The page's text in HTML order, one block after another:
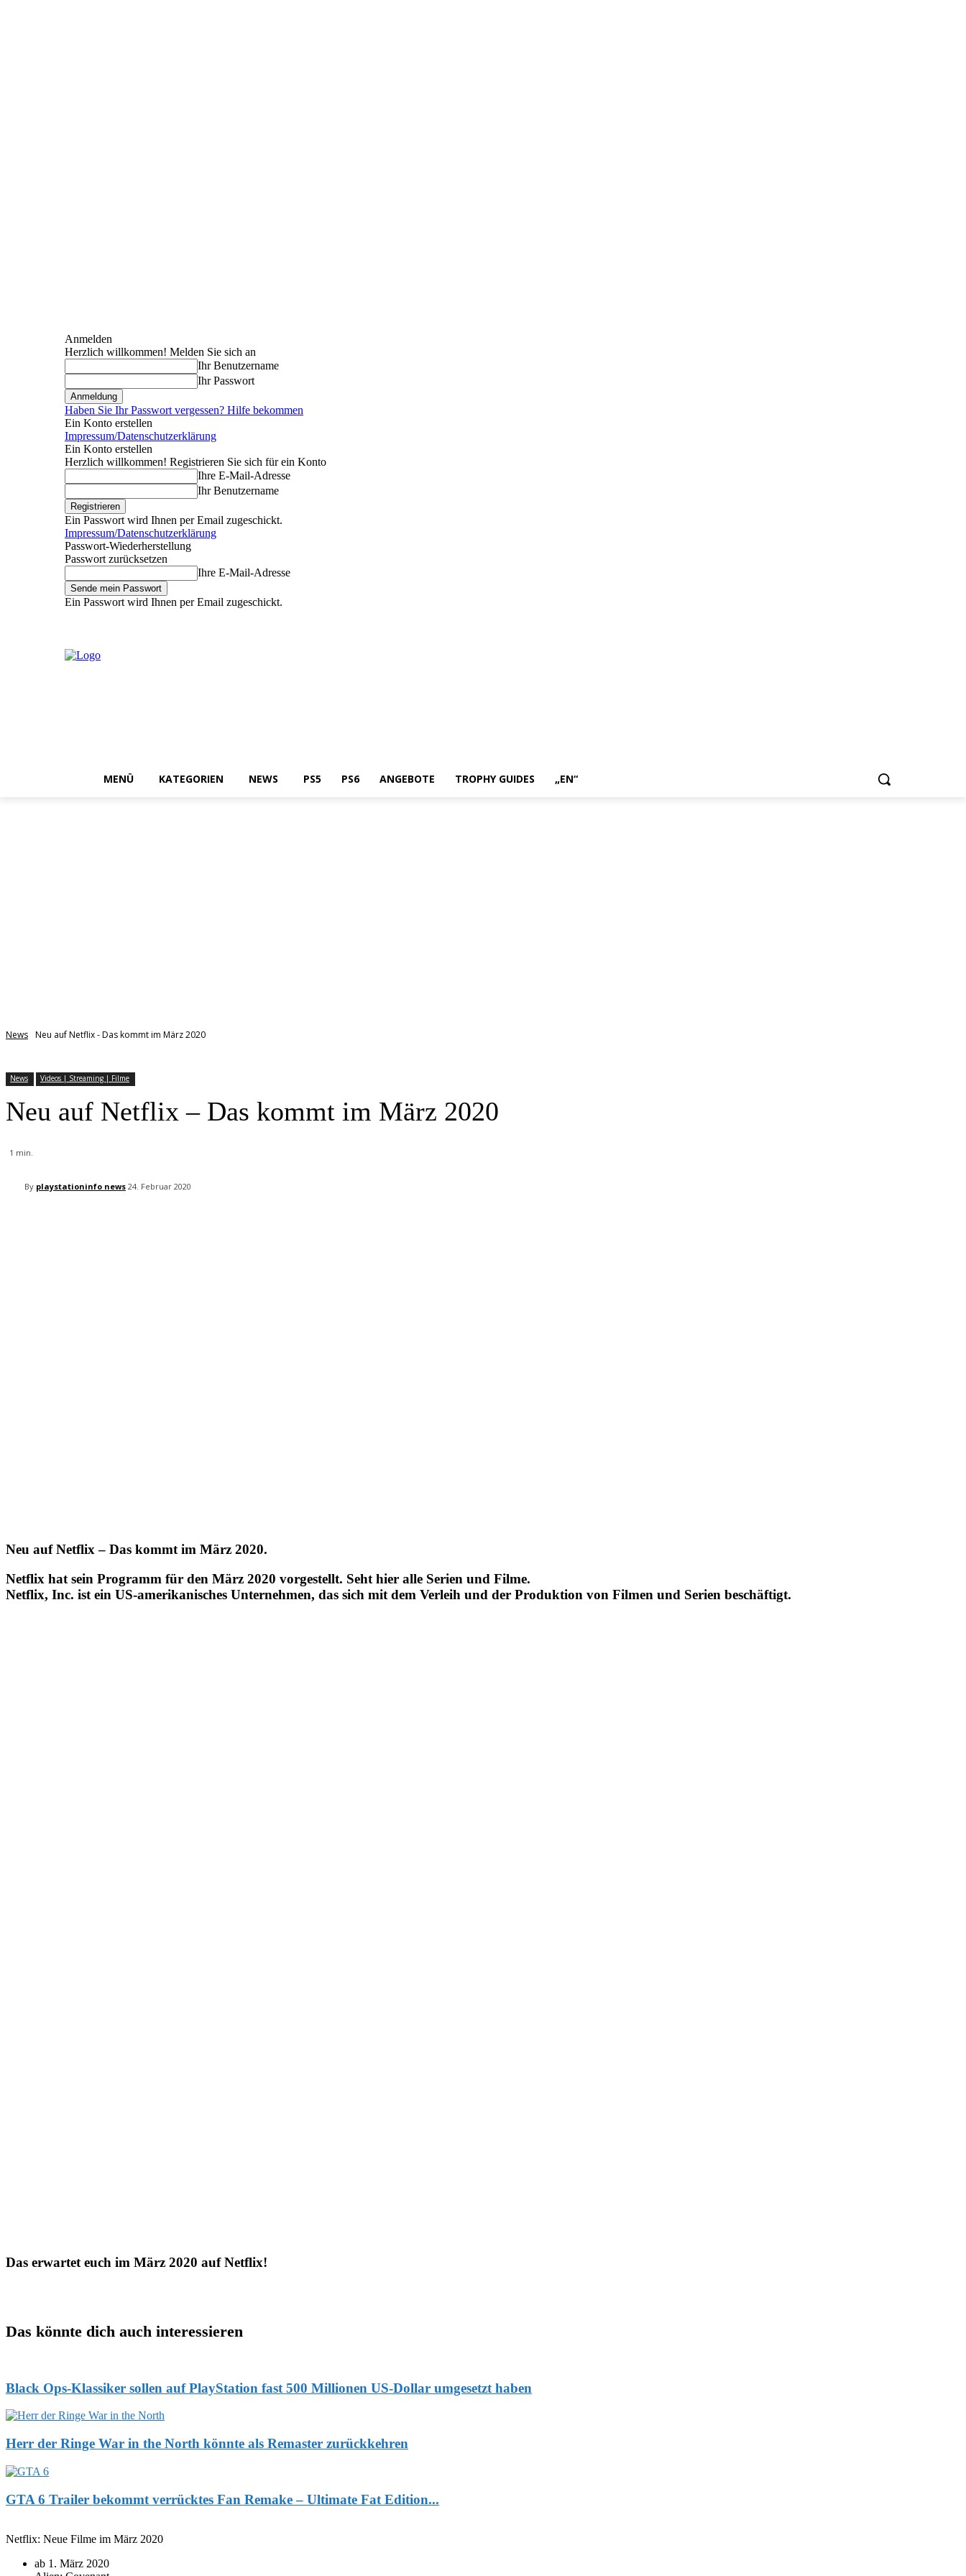
Anmelden
Herzlich willkommen! Melden Sie sich an
Ihr Benutzername
Ihr Passwort
Haben Sie Ihr Passwort vergessen? Hilfe bekommen
Ein Konto erstellen
Impressum/Datenschutzerklärung
Ein Konto erstellen
Herzlich willkommen! Registrieren Sie sich für ein Konto
Ihre E-Mail-Adresse
Ihr Benutzername
Ein Passwort wird Ihnen per Email zugeschickt.
Impressum/Datenschutzerklärung
Passwort-Wiederherstellung
Passwort zurücksetzen
Ihre E-Mail-Adresse
Ein Passwort wird Ihnen per Email zugeschickt.
MENÜ KATEGORIEN NEWS PS5 PS6 ANGEBOTE TROPHY GUIDES „EN“
News Neu auf Netflix - Das kommt im März 2020
News Videos | Streaming | Filme
Neu auf Netflix – Das kommt im März 2020
1 min.
By playstationinfo news 24. Februar 2020
Neu auf Netflix – Das kommt im März 2020.
Netflix hat sein Programm für den März 2020 vorgestellt. Seht hier alle Serien und Filme.
Netflix, Inc. ist ein US-amerikanisches Unternehmen, das sich mit dem Verleih und der Produktion von Filmen und Serien beschäftigt.
Das erwartet euch im März 2020 auf Netflix!
Das könnte dich auch interessieren
Black Ops-Klassiker sollen auf PlayStation fast 500 Millionen US-Dollar umgesetzt haben
Herr der Ringe War in the North könnte als Remaster zurückkehren
GTA 6 Trailer bekommt verrücktes Fan Remake – Ultimate Fat Edition...
Netflix: Neue Filme im März 2020
ab 1. März 2020